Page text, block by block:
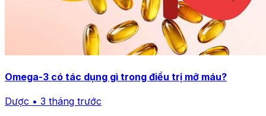
Omega-3 có tác dụng gì trong điều trị mỡ máu?
Dược • 3 tháng trước